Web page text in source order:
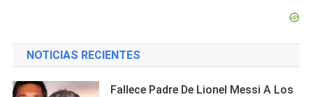
NOTICIAS RECIENTES
Fallece Padre De Lionel Messi A Los